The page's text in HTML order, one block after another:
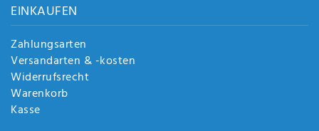
EINKAUFEN
Zahlungsarten
Versandarten & -kosten
Widerrufsrecht
Warenkorb
Kasse